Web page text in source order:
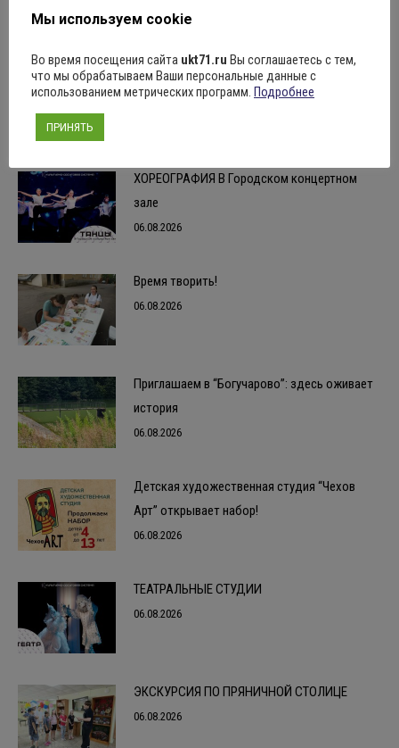
ДЖАЗПОРТ
ХОРЕОГРАФИЯ В Городском концертном
зале
06.08.2026
Время творить!
06.08.2026
Приглашаем в “Богучарово”: здесь оживает
история
06.08.2026
Детская художественная студия “Чехов
Арт” открывает набор!
06.08.2026
ТЕАТРАЛЬНЫЕ СТУДИИ
06.08.2026
ЭКСКУРСИЯ ПО ПРЯНИЧНОЙ СТОЛИЦЕ
06.08.2026
Мы используем cookie
Во время посещения сайта ukt71.ru Вы соглашаетесь с тем,
что мы обрабатываем Ваши персональные данные с
использованием метрических программ. Подробнее
ПРИНЯТЬ